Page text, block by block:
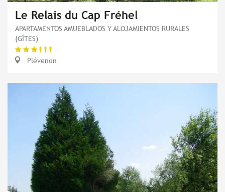
Le Relais du Cap Fréhel
APARTAMENTOS AMUEBLADOS Y ALOJAMIENTOS RURALES
(GÎTES)
Plévenon